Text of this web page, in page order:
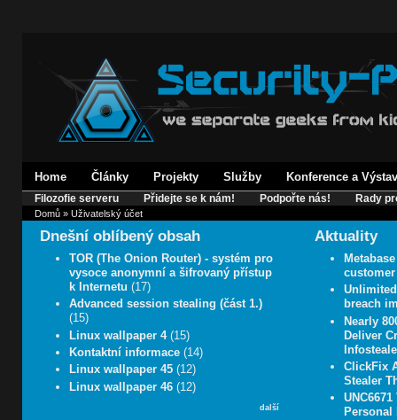
Home Články Projekty Služby Konference a
Filozofie serveru Přidejte se k nám! Podpořte nás! Rady
Domů» Uživatelský účet
Dnešní oblíbený obsah
TOR (The Onion Router) - systém pro
vysoce anonymní a šifrovaný přístup
k Internetu (17)
Advanced session stealing (část 1.)
(15)
Linux wallpaper 4 (15)
Kontaktní informace (14)
Linux wallpaper 45 (12)
Linux wallpaper 46 (12)
další
Aktuality
customer
breach
Nearly
Deliver
ClickFix
Stealer
Personal